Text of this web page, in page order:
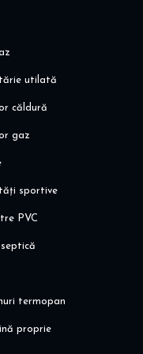
utilată
căldură
gaz
sportive
PVC
septică
termopan
proprie